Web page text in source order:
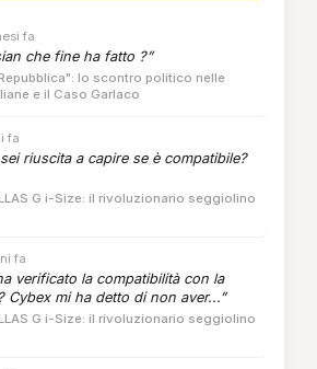
fa
che fine ha fatto ?”
lo scontro politico nelle
e il Caso Garlaco
fa
sei riuscita a capire se è compatibile?
G i-Size: il rivoluzionario seggiolino
fa
verificato la compatibilità con la
Cybex mi ha detto di non aver...”
G i-Size: il rivoluzionario seggiolino